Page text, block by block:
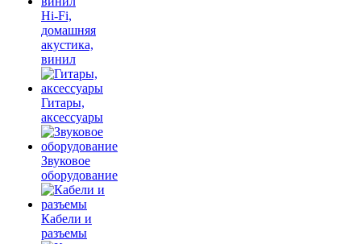
Hi-Fi,
домашняя
акустика,
винил
Гитары,
аксессуары
Звуковое
оборудование
Кабели и
разъемы